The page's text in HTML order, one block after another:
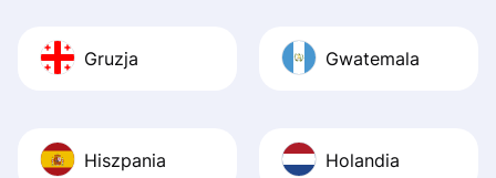
Gruzja Gwatemala
Hiszpania Holandia